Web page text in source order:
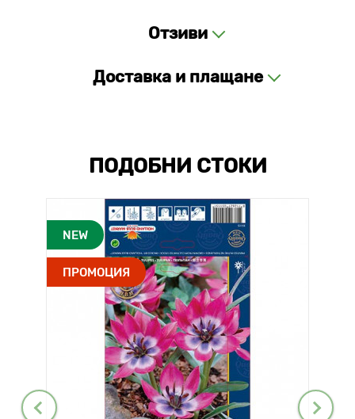
Отзиви
Доставка и плащане
ПОДОБНИ СТОКИ
NEW
ПРОМОЦИЯ